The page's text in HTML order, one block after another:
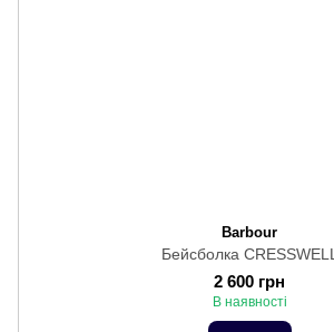
Barbour
Бейсболка CRESSWELL
2 600 грн
В наявності